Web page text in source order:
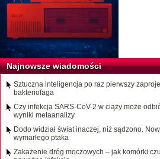
Najnowsze wiadomości
Sztuczna inteligencja po raz pierwszy
bakteriofaga
Czy infekcja SARS-CoV-2 w ciąży może
wyniki metaanalizy
Dodo widział świat inaczej, niż sądzono.
wymarłego ptaka
Zakażenie dróg moczowych – jak komórki